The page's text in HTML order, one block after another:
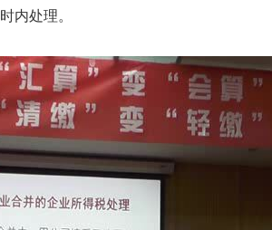
内处理。